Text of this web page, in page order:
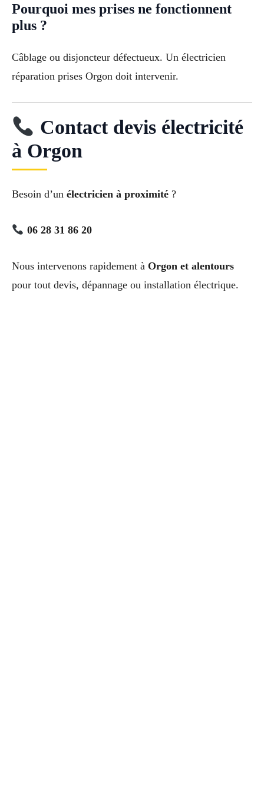
Pourquoi mes prises ne fonctionnent
plus ?
Câblage ou disjoncteur défectueux. Un électricien
réparation prises Orgon doit intervenir.
Contact devis électricité
à Orgon
Besoin d’un électricien à proximité ?
06 28 31 86 20
Nous intervenons rapidement à Orgon et alentours
pour tout devis, dépannage ou installation électrique.